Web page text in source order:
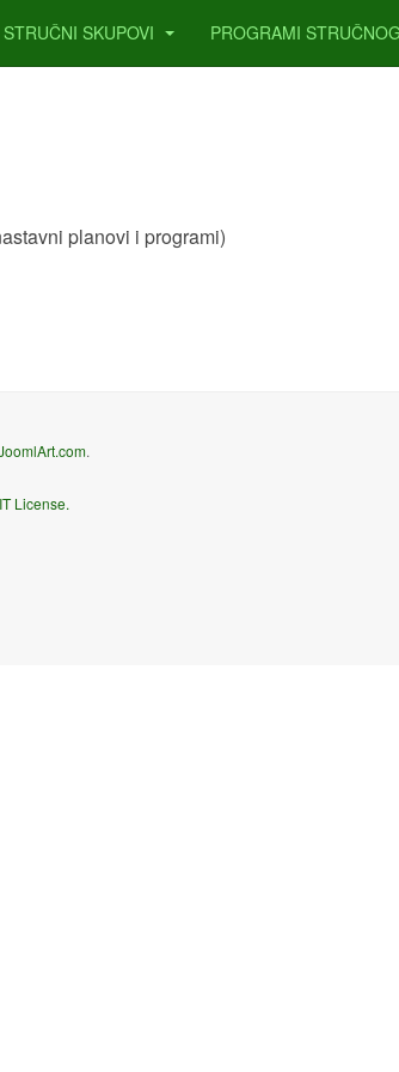
STRUČNI SKUPOVI PROGRAMI
planovi i programi)
.
License.